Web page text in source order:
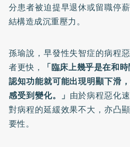
分患者被迫提早退休或留職停
結構造成沉重壓力。
孫瑜說，早發性失智症的病程
者更快，
「臨床上幾乎是在和
認知功能就可能出現明顯下滑
感受到變化。」 由於病程惡化
對病程的延緩效果不大，亦凸
要性。